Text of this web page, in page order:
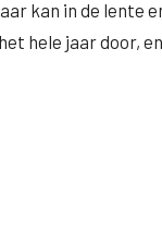
kan in de lente
hele jaar door,